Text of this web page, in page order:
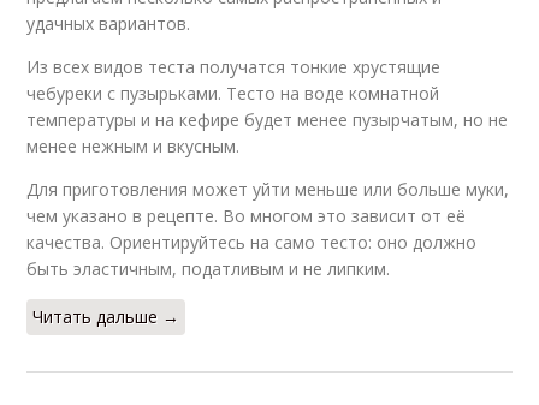
удачных вариантов.
Из всех видов теста получатся тонкие хрустящие
чебуреки с пузырьками. Тесто на воде комнатной
температуры и на кефире будет менее пузырчатым, но не
менее нежным и вкусным.
Для приготовления может уйти меньше или больше муки,
чем указано в рецепте. Во многом это зависит от её
качества. Ориентируйтесь на само тесто: оно должно
быть эластичным, податливым и не липким.
Читать дальше →